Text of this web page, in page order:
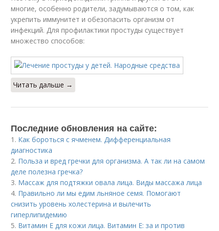
многие, особенно родители, задумываются о том, как
укрепить иммунитет и обезопасить организм от
инфекций. Для профилактики простуды существует
множество способов:
Читать дальше →
Последние обновления на сайте:
1. Как бороться с ячменем. Дифференциальная
диагностика
2. Польза и вред гречки для организма. А так ли на самом
деле полезна гречка?
3. Массаж для подтяжки овала лица. Виды массажа лица
4. Правильно ли мы едим льняное семя. Помогают
снизить уровень холестерина и вылечить
гиперлипидемию
5. Витамин E для кожи лица. Витамин Е: за и против